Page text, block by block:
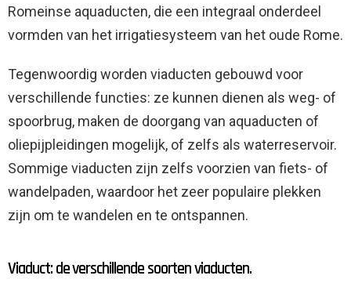
Romeinse aquaducten, die een integraal onderdeel
vormden van het irrigatiesysteem van het oude Rome.
Tegenwoordig worden viaducten gebouwd voor
verschillende functies: ze kunnen dienen als weg- of
spoorbrug, maken de doorgang van aquaducten of
oliepijpleidingen mogelijk, of zelfs als waterreservoir.
Sommige viaducten zijn zelfs voorzien van fiets- of
wandelpaden, waardoor het zeer populaire plekken
zijn om te wandelen en te ontspannen.
Viaduct: de verschillende soorten viaducten.